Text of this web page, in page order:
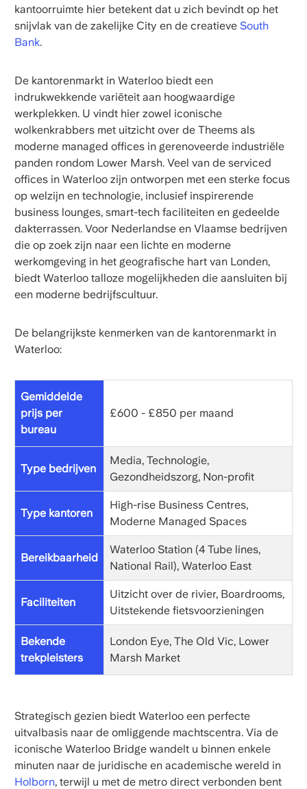
kantoorruimte hier betekent dat u zich bevindt op het
snijvlak van de zakelijke City en de creatieve South
Bank.
De kantorenmarkt in Waterloo biedt een
indrukwekkende variëteit aan hoogwaardige
werkplekken. U vindt hier zowel iconische
wolkenkrabbers met uitzicht over de Theems als
moderne managed offices in gerenoveerde industriële
panden rondom Lower Marsh. Veel van de serviced
offices in Waterloo zijn ontworpen met een sterke focus
op welzijn en technologie, inclusief inspirerende
business lounges, smart-tech faciliteiten en gedeelde
dakterrassen. Voor Nederlandse en Vlaamse bedrijven
die op zoek zijn naar een lichte en moderne
werkomgeving in het geografische hart van Londen,
biedt Waterloo talloze mogelijkheden die aansluiten bij
een moderne bedrijfscultuur.
De belangrijkste kenmerken van de kantorenmarkt in
Waterloo:
Gemiddelde
prijs per
bureau
£600 - £850 per maand
Type bedrijven
Media, Technologie,
Gezondheidszorg, Non-profit
Type kantoren
High-rise Business Centres,
Moderne Managed Spaces
Bereikbaarheid
Waterloo Station (4 Tube lines,
National Rail), Waterloo East
Faciliteiten
Uitzicht over de rivier, Boardrooms,
Uitstekende fietsvoorzieningen
Bekende
trekpleisters
London Eye, The Old Vic, Lower
Marsh Market
Strategisch gezien biedt Waterloo een perfecte
uitvalbasis naar de omliggende machtscentra. Via de
iconische Waterloo Bridge wandelt u binnen enkele
minuten naar de juridische en academische wereld in
Holborn, terwijl u met de metro direct verbonden bent